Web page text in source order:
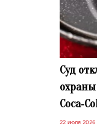
Суд
22 июля 2026